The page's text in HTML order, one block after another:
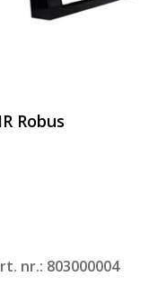
Robus
nr.: 803000004